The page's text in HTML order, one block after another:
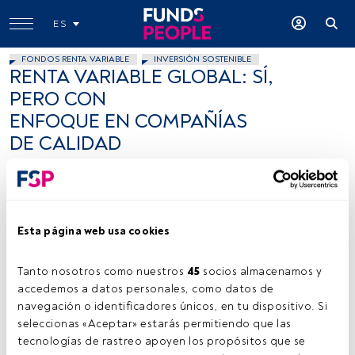
Esta página web usa cookies
Tanto nosotros como nuestros 45 socios almacenamos y
accedemos a datos personales, como datos de
navegación o identificadores únicos, en tu dispositivo. Si
seleccionas «Aceptar» estarás permitiendo que las
tecnologías de rastreo apoyen los propósitos que se
ES
FONDOS RENTA VARIABLE INVERSIÓN SOSTENIBLE
RENTA VARIABLE GLOBAL: SÍ,
PERO CON
ENFOQUE EN COMPAÑÍAS
DE CALIDAD
Firma: cedida (Robeco).